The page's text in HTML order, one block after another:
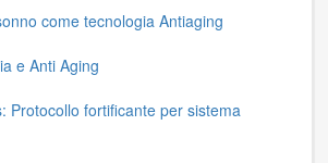
come tecnologia Antiaging
e Anti Aging
Protocollo fortificante per sistema